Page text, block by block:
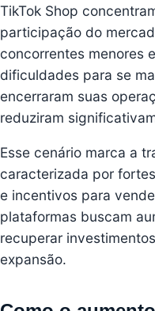
TikTok Shop
participação do
concorrentes menores
dificuldades para se
encerraram suas
reduziram
Esse cenário marca a
caracterizada por
e incentivos para
plataformas buscam
recuperar
expansão.